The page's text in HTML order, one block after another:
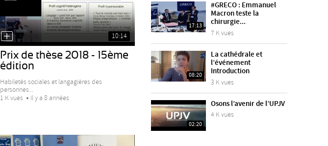
10:14
Prix de thèse 2018 - 15ème
édition
Habiletés sociales et langagières des
personnes...
1 K vues
Il y a 8 années
17:13
#GRECO : Emmanuel
Macron teste la
chirurgie...
7 K vues
08:20
La cathédrale et
l’événement
Introduction
3 K vues
02:20
Osons l’avenir de l’UPJV
4 K vues